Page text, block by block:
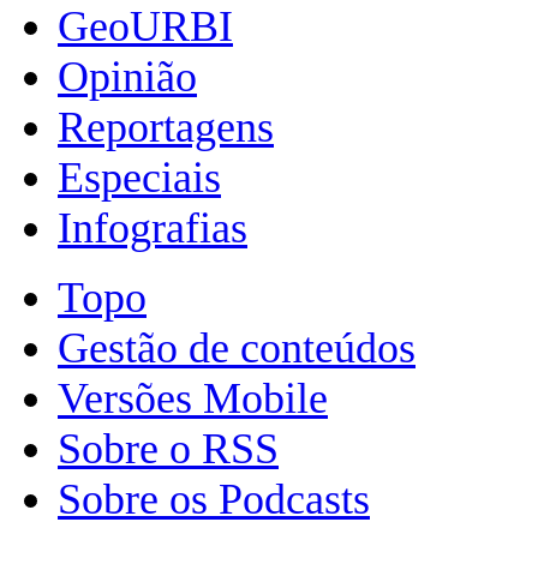
GeoURBI
Opinião
Reportagens
Especiais
Infografias
Topo
Gestão de conteúdos
Versões Mobile
Sobre o RSS
Sobre os Podcasts